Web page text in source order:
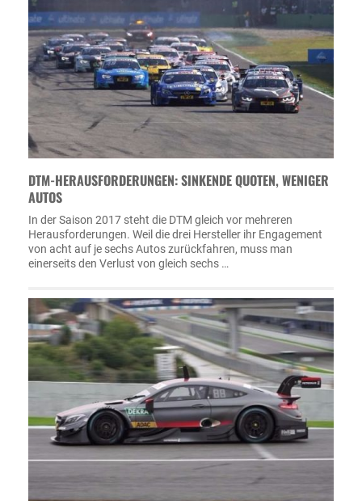
DTM-HERAUSFORDERUNGEN: SINKENDE QUOTEN, WENIGER
AUTOS
In der Saison 2017 steht die DTM gleich vor mehreren
Herausforderungen. Weil die drei Hersteller ihr Engagement
von acht auf je sechs Autos zurückfahren, muss man
einerseits den Verlust von gleich sechs …